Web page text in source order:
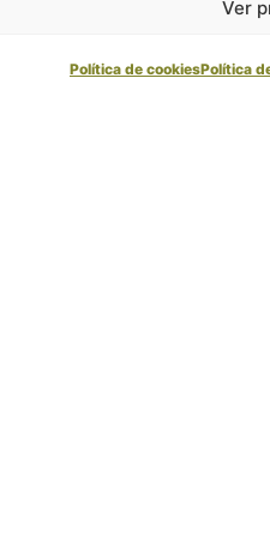
Ver
Política de cookiesPolítica